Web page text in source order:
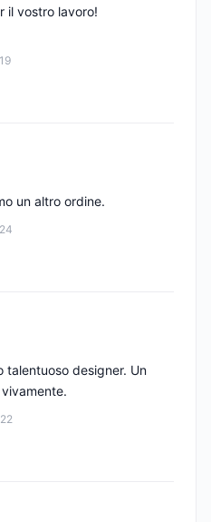
il vostro lavoro!
un altro ordine.
talentuoso designer. Un